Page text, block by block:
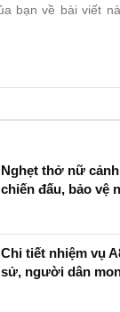
Nghẹt thở nữ
chiến đấu, bảo vệ
Chi tiết nhiệm vụ
sử, người dân